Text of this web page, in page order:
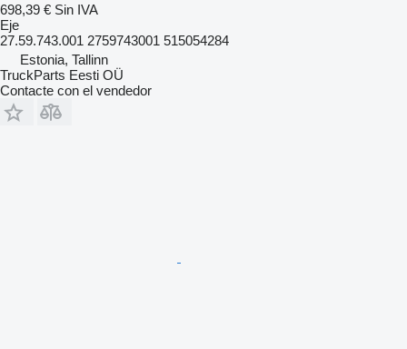
698,39 € Sin IVA
Eje
27.59.743.001 2759743001 515054284
Estonia, Tallinn
TruckParts Eesti OÜ
Contacte con el vendedor